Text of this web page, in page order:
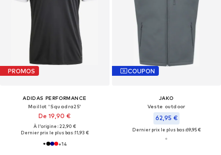
PROMOS
ADIDAS PERFORMANCE
Maillot 'Squadra25'
De 19,90 €
À l'origine : 22,90 €
Dernier prix le plus bas :11,93 €
+14
COUPON
JAKO
Veste outdoor
62,95 €
Dernier prix le plus bas :69,95 €